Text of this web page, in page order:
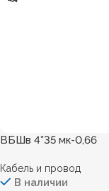
ВБШв 4*35 мк-0,66
Кабель и провод
В наличии